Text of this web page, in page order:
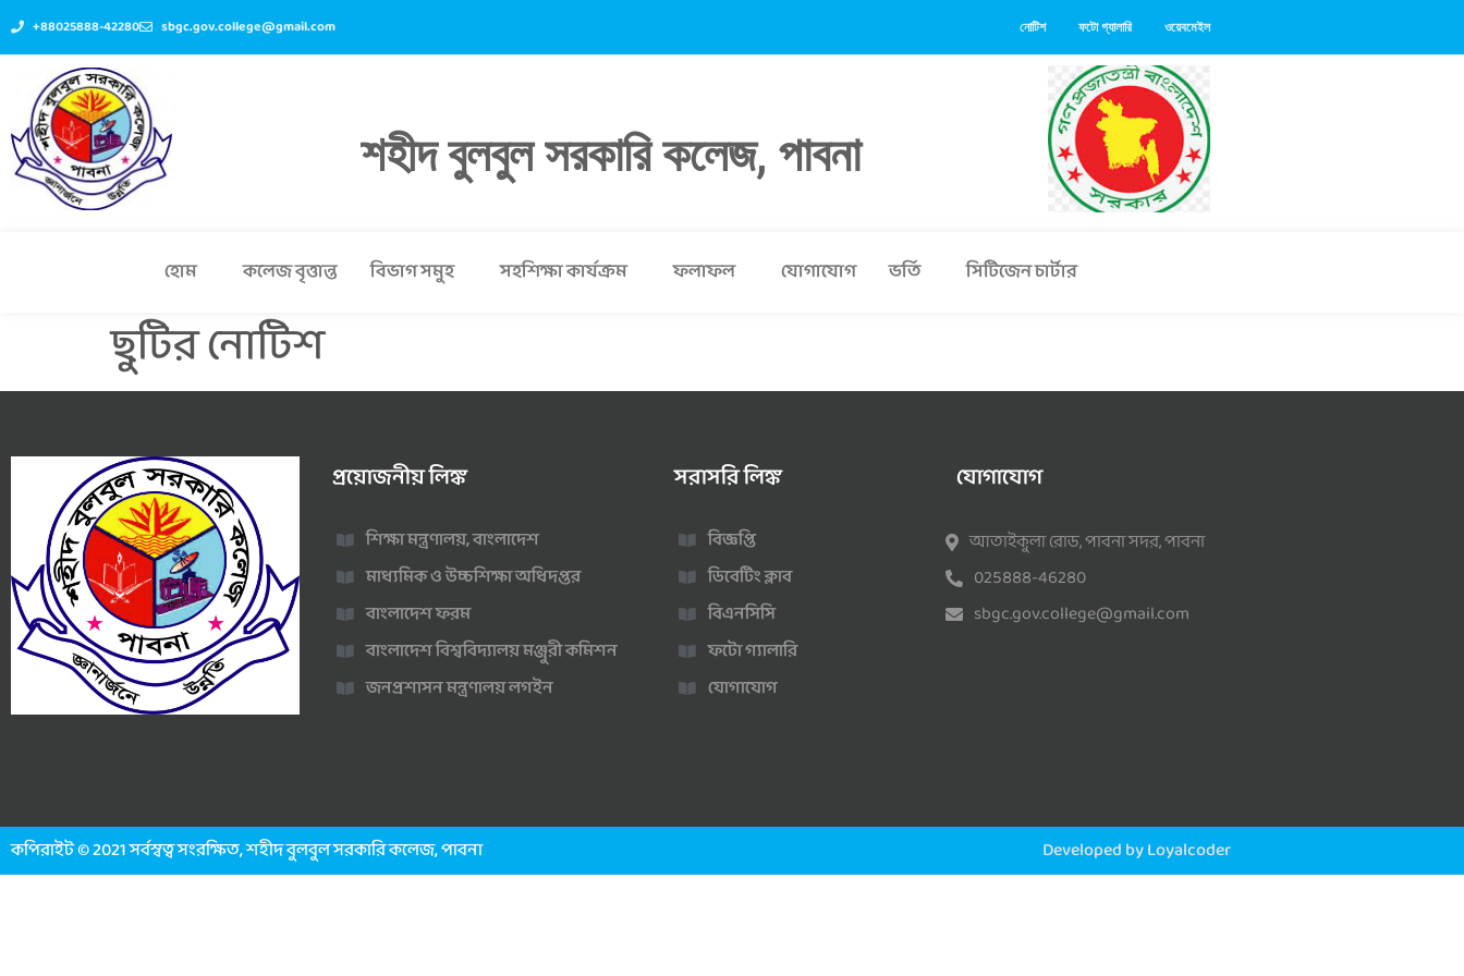
+88025888-42280 sbgc.gov.college@gmail.com নোটিশ ফটো গ্যালারি ওয়েবমেইল
শহীদ বুলবুল সরকারি কলেজ, পাবনা
হোম কলেজ বৃত্তান্ত বিভাগ সমুহ সহশিক্ষা কার্যক্রম ফলাফল যোগাযোগ ভর্তি সিটিজেন চার্টার
ছুটির নোটিশ
প্রয়োজনীয় লিঙ্ক
শিক্ষা মন্ত্রণালয়, বাংলাদেশ
মাধ্যমিক ও উচ্চশিক্ষা অধিদপ্তর
বাংলাদেশ ফরম
বাংলাদেশ বিশ্ববিদ্যালয় মঞ্জুরী কমিশন
জনপ্রশাসন মন্ত্রণালয় লগইন
সরাসরি লিঙ্ক
বিজ্ঞপ্তি
ডিবেটিং ক্লাব
বিএনসিসি
ফটো গ্যালারি
যোগাযোগ
যোগাযোগ
আতাইকুলা রোড, পাবনা সদর, পাবনা
025888-46280
sbgc.gov.college@gmail.com
কপিরাইট © 2021 সর্বস্বত্ব সংরক্ষিত, শহীদ বুলবুল সরকারি কলেজ, পাবনা Developed by Loyalcoder